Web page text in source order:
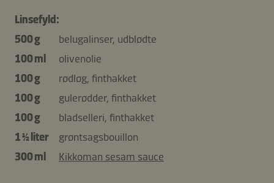
Linsefyld:
500 g
belugalinser, udblødte
100 ml
olivenolie
100 g
rødløg, finthakket
100 g
gulerødder, finthakket
100 g
bladselleri, finthakket
1 ½ liter
grøntsagsbouillon
300 ml
Kikkoman sesam sauce